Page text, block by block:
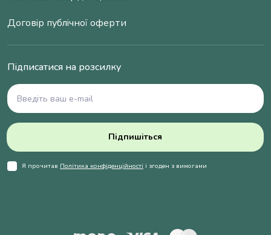
Договір публічної оферти
Підписатися на розсилку
Підпишіться
Я прочитав Політика конфіденційності і згоден з вимогами